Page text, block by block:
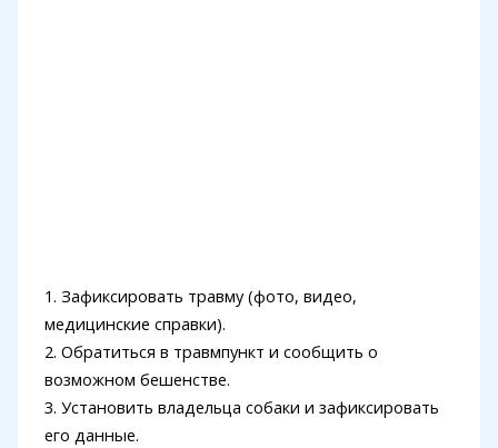
1. Зафиксировать травму (фото, видео,
медицинские справки).
2. Обратиться в травмпункт и сообщить о
возможном бешенстве.
3. Установить владельца собаки и зафиксировать
его данные.